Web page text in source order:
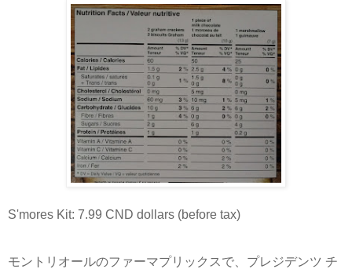
S'mores Kit: 7.99 CND dollars (before tax)
モントリオールのファーマプリックスで、プレジデンツ チ